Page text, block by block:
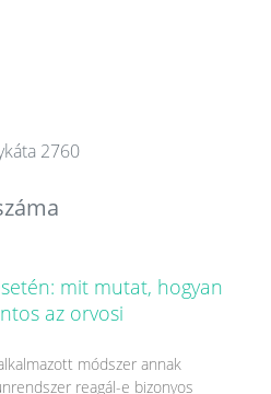
2760
mit mutat, hogyan
az orvosi
módszer annak
reagál-e bizonyos